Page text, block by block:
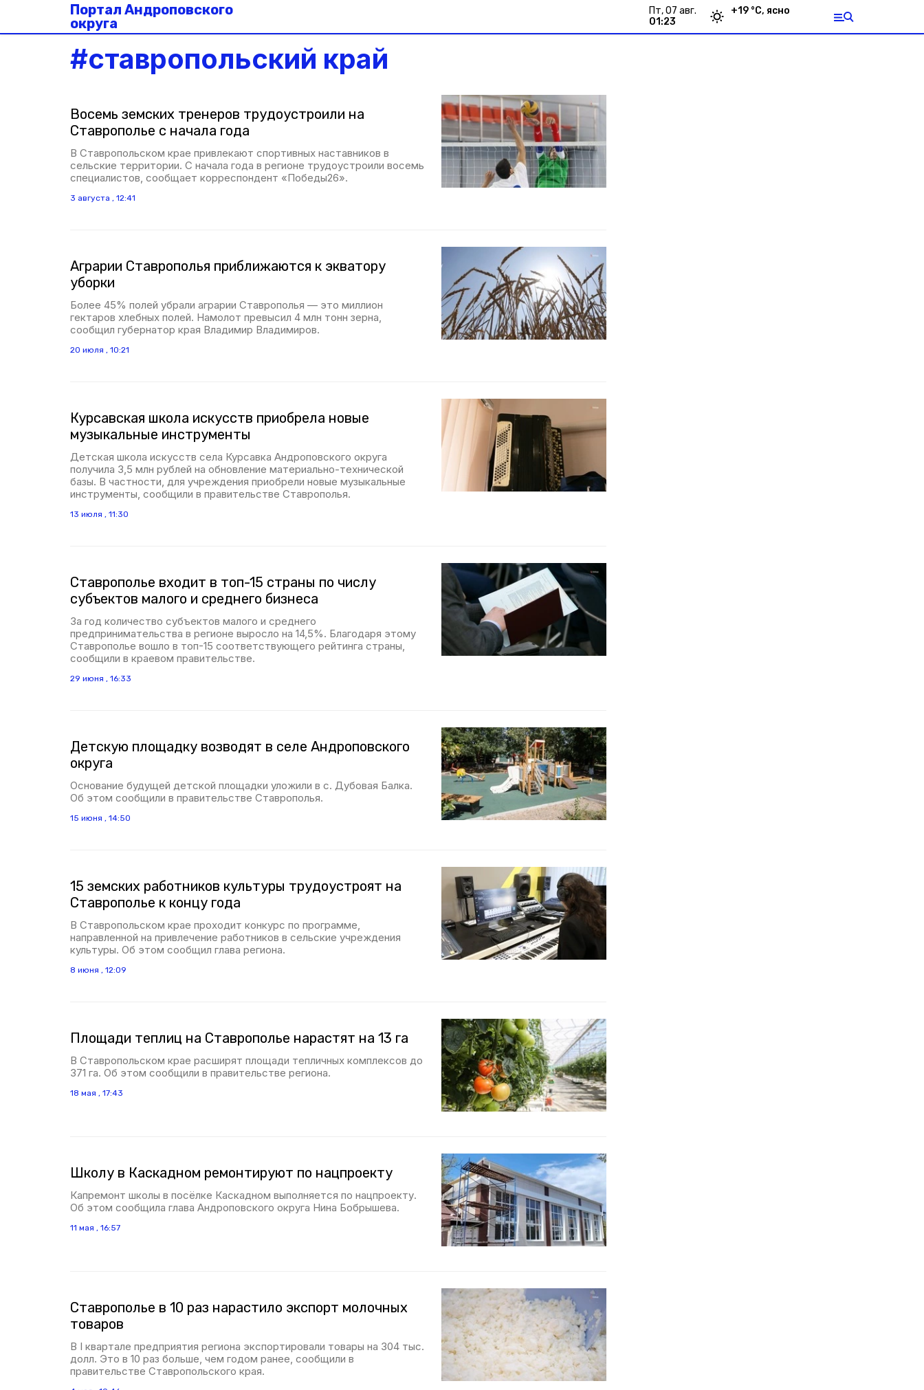
Портал Андроповского
округа
пт, 07 авг.
01:23
+19 °С, ясно
#ставропольский край
Восемь земских тренеров трудоустроили на
Ставрополье с начала года
В Ставропольском крае привлекают спортивных наставников в
сельские территории. С начала года в регионе трудоустроили восемь
специалистов, сообщает корреспондент «Победы26».
3 августа , 12:41
Аграрии Ставрополья приближаются к экватору
уборки
Более 45% полей убрали аграрии Ставрополья — это миллион
гектаров хлебных полей. Намолот превысил 4 млн тонн зерна,
сообщил губернатор края Владимир Владимиров.
20 июля , 10:21
Курсавская школа искусств приобрела новые
музыкальные инструменты
Детская школа искусств села Курсавка Андроповского округа
получила 3,5 млн рублей на обновление материально-технической
базы. В частности, для учреждения приобрели новые музыкальные
инструменты, сообщили в правительстве Ставрополья.
13 июля , 11:30
Ставрополье входит в топ-15 страны по числу
субъектов малого и среднего бизнеса
За год количество субъектов малого и среднего
предпринимательства в регионе выросло на 14,5%. Благодаря этому
Ставрополье вошло в топ-15 соответствующего рейтинга страны,
сообщили в краевом правительстве.
29 июня , 16:33
Детскую площадку возводят в селе Андроповского
округа
Основание будущей детской площадки уложили в с. Дубовая Балка.
Об этом сообщили в правительстве Ставрополья.
15 июня , 14:50
15 земских работников культуры трудоустроят на
Ставрополье к концу года
В Ставропольском крае проходит конкурс по программе,
направленной на привлечение работников в сельские учреждения
культуры. Об этом сообщил глава региона.
8 июня , 12:09
Площади теплиц на Ставрополье нарастят на 13 га
В Ставропольском крае расширят площади тепличных комплексов до
371 га. Об этом сообщили в правительстве региона.
18 мая , 17:43
Школу в Каскадном ремонтируют по нацпроекту
Капремонт школы в посёлке Каскадном выполняется по нацпроекту.
Об этом сообщила глава Андроповского округа Нина Бобрышева.
11 мая , 16:57
Ставрополье в 10 раз нарастило экспорт молочных
товаров
В I квартале предприятия региона экспортировали товары на 304 тыс.
долл. Это в 10 раз больше, чем годом ранее, сообщили в
правительстве Ставропольского края.